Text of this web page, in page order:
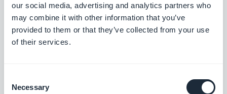
our social media, advertising and analytics partners who
may combine it with other information that you’ve
provided to them or that they’ve collected from your use
of their services.
Selection
Necessary